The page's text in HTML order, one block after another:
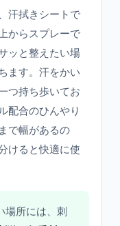
汗拭きシートで
からスプレーで
ッと整えたい場
ます。汗をかい
つ持ち歩いてお
配合のひんやり
で幅があるの
けると快適に使
場所には、刺